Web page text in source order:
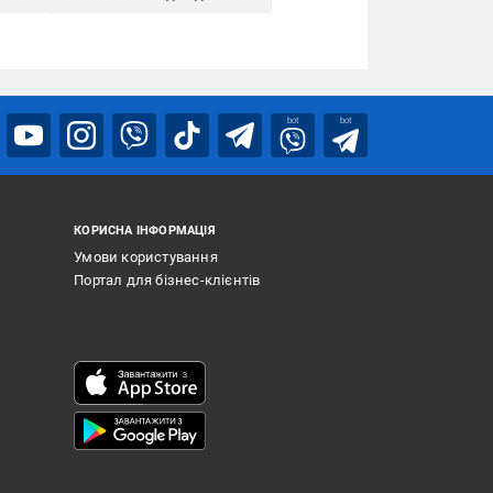
bot bot
КОРИСНА ІНФОРМАЦІЯ
Умови користування
Портал для бізнес-клієнтів